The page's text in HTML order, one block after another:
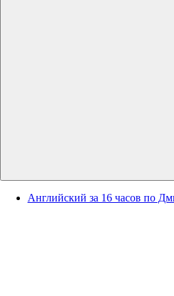
Английский за 16 часов по